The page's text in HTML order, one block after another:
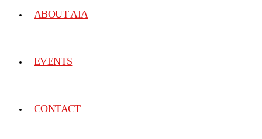
ABOUT AIA
EVENTS
CONTACT